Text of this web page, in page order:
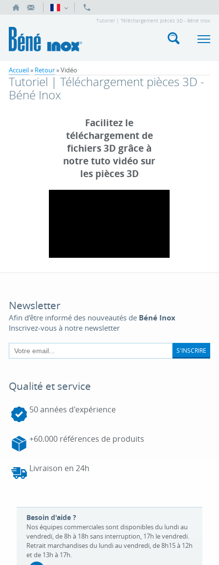
Tutoriel | Téléchargement pièces 3D - Béné Inox
Accueil» Retour»Vidéo
Tutoriel | Téléchargement pièces 3D -
Béné Inox
Facilitez le
téléchargement de
fichiers 3D grâce à
notre tuto vidéo sur
les pièces 3D
Newsletter
Afin d'être informé des nouveautés de Béné Inox
Inscrivez-vous à notre newsletter
S'INSCRIRE
Qualité et service
50 années d'expérience
+60.000 références de produits
Livraison en 24h
Besoin d'aide ?
Nos équipes commerciales sont disponibles du lundi au
vendredi, de 8h à 18h sans interruption, 17h le vendredi.
Retrait marchandises du lundi au vendredi, de 8h15 à 12h
et de 13h à 17h.